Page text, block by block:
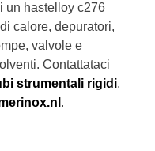
un hastelloy c276
calore, depuratori,
valvole e
Contattataci
strumentali rigidi.
.